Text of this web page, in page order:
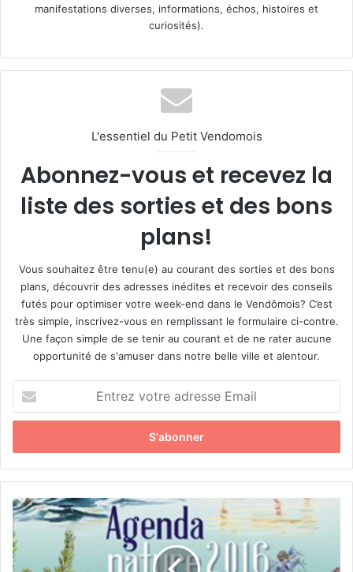
manifestations diverses, informations, échos, histoires et
curiosités).
L'essentiel du Petit Vendomois
Abonnez-vous et recevez la
liste des sorties et des bons
plans!
Vous souhaitez être tenu(e) au courant des sorties et des bons
plans, découvrir des adresses inédites et recevoir des conseils
futés pour optimiser votre week-end dans le Vendômois? C’est
très simple, inscrivez-vous en remplissant le formulaire ci-contre.
Une façon simple de se tenir au courant et de ne rater aucune
opportunité de s'amuser dans notre belle ville et alentour.
t
e
z
o
t
r
e
«
L
e
s